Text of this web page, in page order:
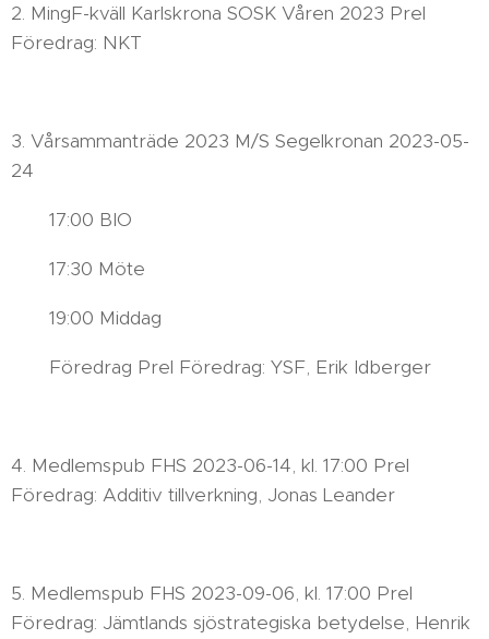
2. MingF-kväll Karlskrona SOSK Våren 2023 Prel
Föredrag: NKT
3. Vårsammanträde 2023 M/S Segelkronan 2023-05-
24
17:00 BIO
17:30 Möte
19:00 Middag
Föredrag Prel Föredrag: YSF, Erik Idberger
4. Medlemspub FHS 2023-06-14, kl. 17:00 Prel
Föredrag: Additiv tillverkning, Jonas Leander
5. Medlemspub FHS 2023-09-06, kl. 17:00 Prel
Föredrag: Jämtlands sjöstrategiska betydelse, Henrik